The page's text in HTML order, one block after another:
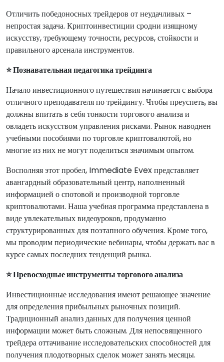
Отличить победоносных трейдеров от неудачливых –
непростая задача. Криптоинвестиции сродни изящному
искусству, требующему точности, ресурсов, стойкости и
правильного арсенала инструментов.
⭐ Познавательная педагогика трейдинга
Начало инвестиционного путешествия начинается с выбора
отличного преподавателя по трейдингу. Чтобы преуспеть, вы
должны впитать в себя тонкости торгового анализа и
овладеть искусством управления рисками. Рынок наводнен
учебными пособиями по торговле криптовалютой, но
многие из них не могут поделиться значимым опытом.
Восполняя этот пробел, Immediate Evex представляет
авангардный образовательный центр, наполненный
информацией о спотовой и производной торговле
криптовалютами. Наша учебная программа представлена в
виде увлекательных видеоуроков, продуманно
структурированных для поэтапного обучения. Кроме того,
мы проводим периодические вебинары, чтобы держать вас в
курсе самых последних тенденций рынка.
⭐ Превосходные инструменты торгового анализа
Инвестиционные исследования имеют решающее значение
для определения прибыльных рыночных позиций.
Традиционный анализ данных для получения ценной
информации может быть сложным. Для непосвященного
трейдера оттачивание исследовательских способностей для
получения плодотворных сделок может занять месяцы.